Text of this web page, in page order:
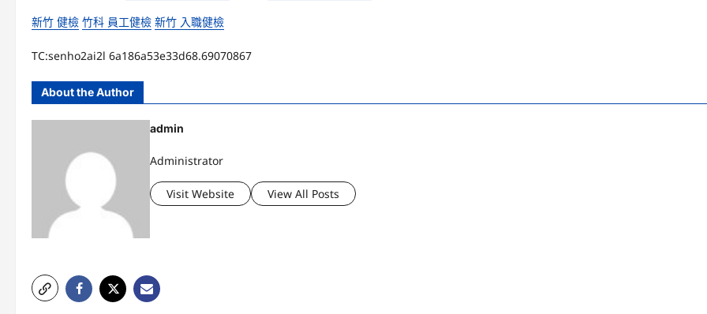
新竹 健檢 竹科 員工健檢 新竹 入職健檢
TC:senho2ai2l 6a186a53e33d68.69070867
About the Author
admin
Administrator
Visit Website View All Posts